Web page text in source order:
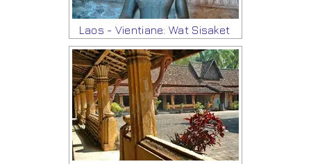
Laos - Vientiane: Wat Sisaket